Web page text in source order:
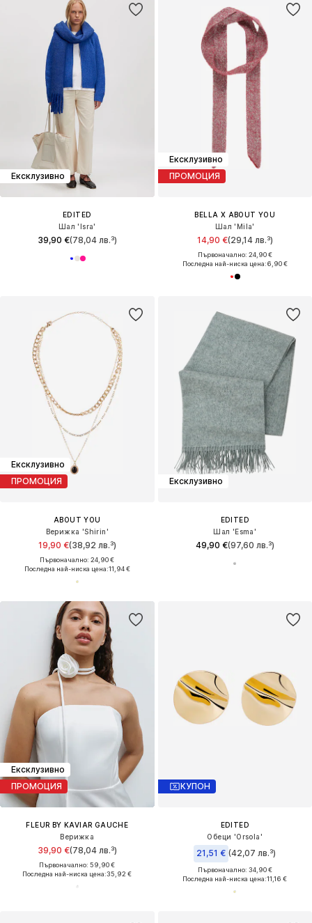
Ексклузивно
EDITED
Шал 'Isra'
39,90 €(78,04 лв.³)
Ексклузивно
ПРОМОЦИЯ
BELLA X ABOUT YOU
Шал 'Mila'
14,90 €(29,14 лв.³)
Първоначално: 24,90 €
Последна най-ниска цена:6,90 €
Ексклузивно
ПРОМОЦИЯ
ABOUT YOU
Верижка 'Shirin'
19,90 €(38,92 лв.³)
Първоначално: 24,90 €
Последна най-ниска цена:11,94 €
Ексклузивно
EDITED
Шал 'Esma'
49,90 €(97,60 лв.³)
Ексклузивно
ПРОМОЦИЯ
FLEUR BY KAVIAR GAUCHE
Верижка
39,90 €(78,04 лв.³)
Първоначално: 59,90 €
Последна най-ниска цена:35,92 €
КУПОН
EDITED
Обеци 'Orsola'
21,51 € (42,07 лв.³)
Първоначално: 34,90 €
Последна най-ниска цена:11,16 €